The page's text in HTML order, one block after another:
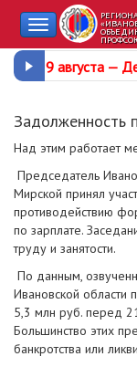
Toggle
navigation
9 августа —
Задолженность
Над этим работает
Председатель
Мирской принял
противодействию
по зарплате.
труду и занятости.
По данным,
Ивановской области
5,3 млн руб. перед
Большинство этих
банкротства или